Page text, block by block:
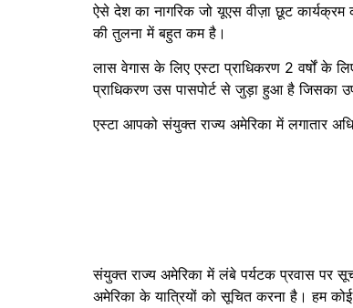
ऐसे देश का नागरिक जो यूएस वीज़ा छूट
की तुलना में बहुत कम है।
लास वेगास के लिए एस्टा प्राधिकरण 2 वर्षों के
प्राधिकरण उस पासपोर्ट से जुड़ा हुआ है जिसका
एस्टा आपको संयुक्त राज्य अमेरिका में लगातार
संयुक्त राज्य अमेरिका में लंबे पर्यटक प्रवास पर
अमेरिका के यात्रियों को सूचित करना है। हम